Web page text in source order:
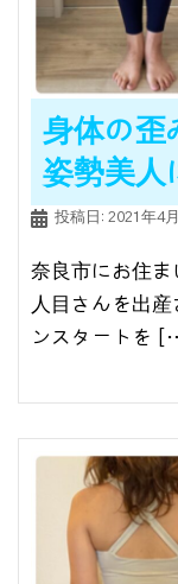
身体の歪
姿勢美人
投稿日: 2021年4
奈良市にお住
人目さんを出
ンスタートを